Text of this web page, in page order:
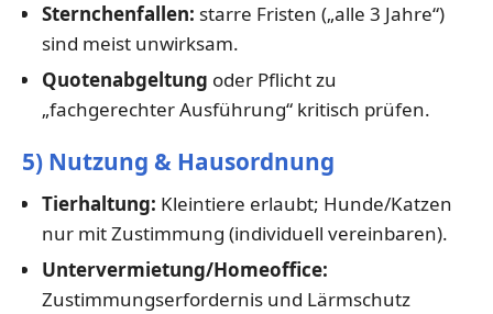
Sternchenfallen: starre Fristen („alle 3 Jahre“)
sind meist unwirksam.
Quotenabgeltung oder Pflicht zu
„fachgerechter Ausführung“ kritisch prüfen.
5) Nutzung & Hausordnung
Tierhaltung: Kleintiere erlaubt; Hunde/Katzen
nur mit Zustimmung (individuell vereinbaren).
Untervermietung/Homeoffice:
Zustimmungserfordernis und Lärmschutz